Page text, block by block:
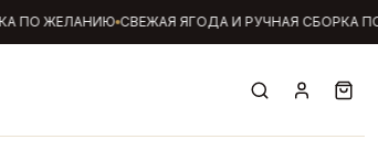
ПО ЖЕЛАНИЮ СВЕЖАЯ ЯГОДА И РУЧНАЯ СБОРКА